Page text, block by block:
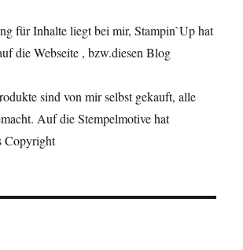
für Inhalte liegt bei mir, Stampin`Up hat
die Webseite , bzw.diesen Blog
sind von mir selbst gekauft, alle
Auf die Stempelmotive hat
Copyright